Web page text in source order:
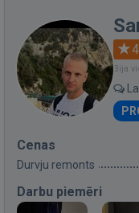
Bija
Cenas
Durvju remonts
Darbu piemēri